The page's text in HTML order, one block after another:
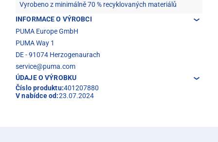
Vyrobeno z minimálně 70 % recyklovaných materiálů
INFORMACE O VÝROBCI
PUMA Europe GmbH
PUMA Way 1
DE - 91074 Herzogenaurach
service@puma.com
ÚDAJE O VÝROBKU
Číslo produktu:401207880
V nabídce od:23.07.2024